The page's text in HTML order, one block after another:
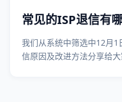
常见的ISP退信有哪
我们从系统中筛选中12月1
信原因及改进方法分享给